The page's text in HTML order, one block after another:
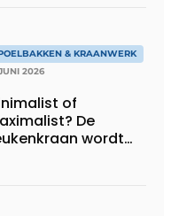
& KRAANWERK
2026
of
De
wordt